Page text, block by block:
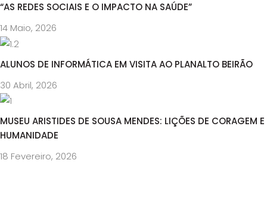
“AS REDES SOCIAIS E O IMPACTO NA SAÚDE”
14 Maio, 2026
ALUNOS DE INFORMÁTICA EM VISITA AO PLANALTO BEIRÃO
30 Abril, 2026
MUSEU ARISTIDES DE SOUSA MENDES: LIÇÕES DE CORAGEM E
HUMANIDADE
18 Fevereiro, 2026